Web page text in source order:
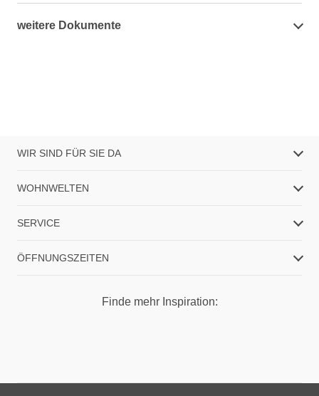
weitere Dokumente
WIR SIND FÜR SIE DA
WOHNWELTEN
SERVICE
ÖFFNUNGSZEITEN
Finde mehr Inspiration: